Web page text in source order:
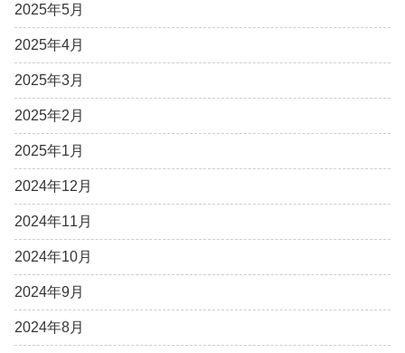
2025年5月
2025年4月
2025年3月
2025年2月
2025年1月
2024年12月
2024年11月
2024年10月
2024年9月
2024年8月